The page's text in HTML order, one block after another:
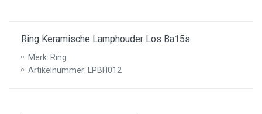
Ring Keramische Lamphouder Los Ba15s
Merk: Ring
Artikelnummer: LPBH012